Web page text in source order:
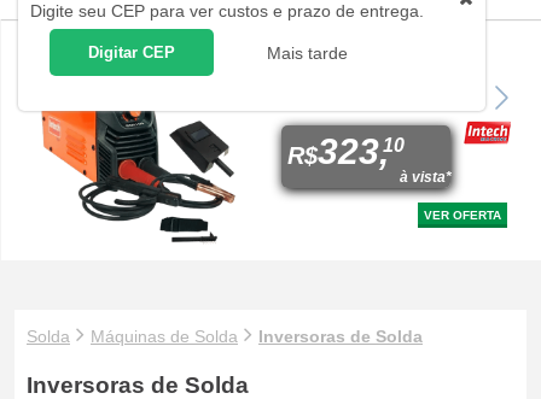
Digite seu CEP para ver custos e prazo de entrega.
Digitar CEP Mais tarde
Inversora de solda painel
R$323,10
à vista*
VER OFERTA
Solda Máquinas de Solda Inversoras de Solda
Inversoras de Solda